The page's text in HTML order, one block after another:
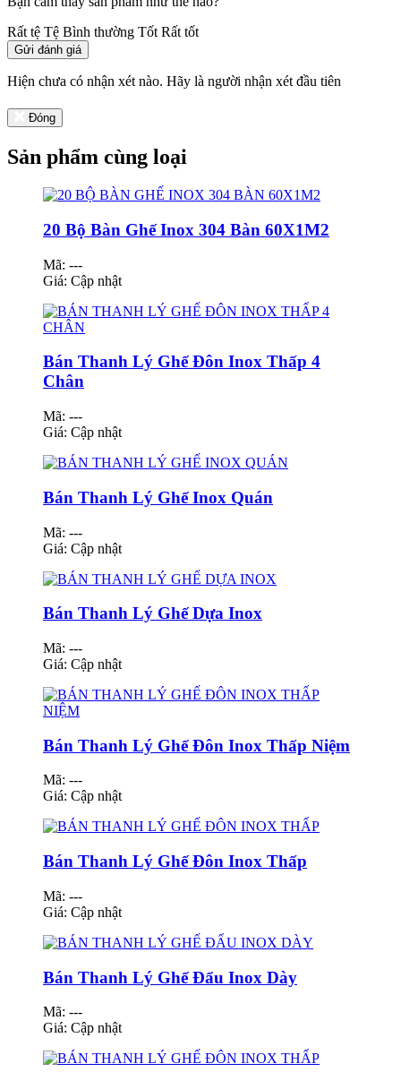
Rất tệ Tệ Bình thường Tốt Rất tốt
Gửi đánh giá
Hiện chưa có nhận xét nào. Hãy là người nhận xét đầu tiên
Đóng
Sản phẩm cùng loại
20 Bộ Bàn Ghế Inox 304 Bàn 60X1M2
Mã: ---
Giá: Cập nhật
Bán Thanh Lý Ghế Đôn Inox Thấp 4
Chân
Mã: ---
Giá: Cập nhật
Bán Thanh Lý Ghế Inox Quán
Mã: ---
Giá: Cập nhật
Bán Thanh Lý Ghế Dựa Inox
Mã: ---
Giá: Cập nhật
Bán Thanh Lý Ghế Đôn Inox Thấp Niệm
Mã: ---
Giá: Cập nhật
Bán Thanh Lý Ghế Đôn Inox Thấp
Mã: ---
Giá: Cập nhật
Bán Thanh Lý Ghế Đẩu Inox Dày
Mã: ---
Giá: Cập nhật